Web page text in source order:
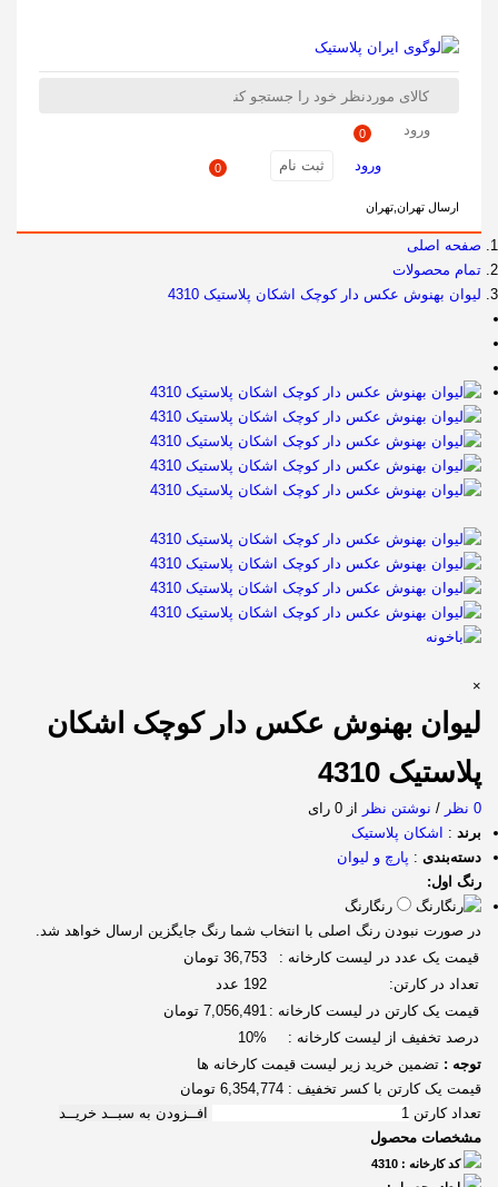
ورود 0
ورود ثبت نام 0
ارسال تهران,تهران
صفحه اصلی
تمام محصولات
لیوان بهنوش عکس دار کوچک اشکان پلاستیک 4310
×
لیوان بهنوش عکس دار کوچک اشکان
پلاستیک 4310
0 نظر / نوشتن نظر
از 0 رای
برند : اشکان پلاستیک
دسته‌بندی : پارچ و لیوان
رنگ اول:
رنگارنگ
در صورت نبودن رنگ اصلی با انتخاب شما رنگ جایگزین ارسال خواهد شد.
قیمت یک عدد در لیست کارخانه :
36,753 تومان
تعداد در کارتن:
192 عدد
قیمت یک کارتن در لیست کارخانه : 7,056,491 تومان
درصد تخفیف از لیست کارخانه :
10%
توجه : تضمین خرید زیر لیست قیمت کارخانه ها
قیمت یک کارتن با کسر تخفیف : 6,354,774 تومان
تعداد کارتن
افــزودن به سبــد خریــد
مشخصات محصول
کد کارخانه : 4310